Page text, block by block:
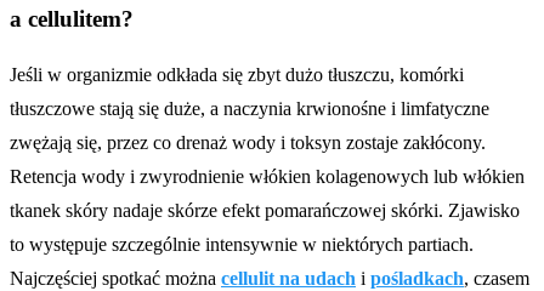
a cellulitem?
Jeśli w organizmie odkłada się zbyt dużo tłuszczu, komórki
tłuszczowe stają się duże, a naczynia krwionośne i limfatyczne
zwężają się, przez co drenaż wody i toksyn zostaje zakłócony.
Retencja wody i zwyrodnienie włókien kolagenowych lub włókien
tkanek skóry nadaje skórze efekt pomarańczowej skórki. Zjawisko
to występuje szczególnie intensywnie w niektórych partiach.
Najczęściej spotkać można cellulit na udach i pośladkach, czasem